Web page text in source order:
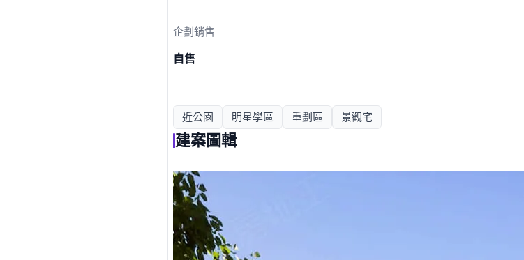
企劃銷售
自售
近公園 明星學區 重劃區 景觀宅
建案圖輯